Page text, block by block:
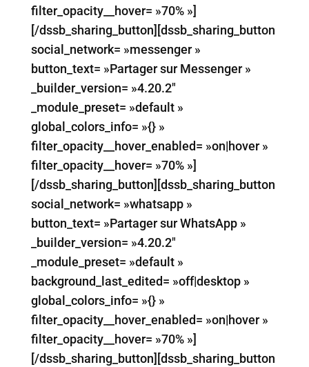
filter_opacity__hover= »70% »]
[/dssb_sharing_button][dssb_sharing_button
social_network= »messenger »
button_text= »Partager sur Messenger »
_builder_version= »4.20.2″
_module_preset= »default »
global_colors_info= »{} »
filter_opacity__hover_enabled= »on|hover »
filter_opacity__hover= »70% »]
[/dssb_sharing_button][dssb_sharing_button
social_network= »whatsapp »
button_text= »Partager sur WhatsApp »
_builder_version= »4.20.2″
_module_preset= »default »
background_last_edited= »off|desktop »
global_colors_info= »{} »
filter_opacity__hover_enabled= »on|hover »
filter_opacity__hover= »70% »]
[/dssb_sharing_button][dssb_sharing_button